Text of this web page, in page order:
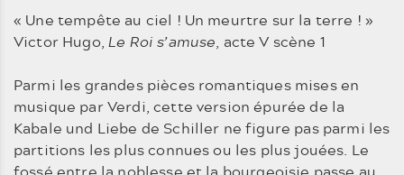
« Une tempête au ciel ! Un meurtre sur la terre ! »
Victor Hugo,Le Roi s’amuse, acte V scène 1
Parmi les grandes pièces romantiques mises en
musique par Verdi, cette version épurée de la
Kabale und Liebe de Schiller ne figure pas parmi les
partitions les plus connues ou les plus jouées. Le